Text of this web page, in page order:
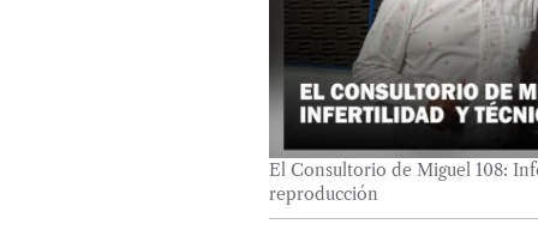
El Consultorio de Miguel 108:
reproducción